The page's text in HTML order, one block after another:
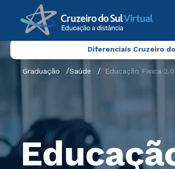
Diferenciais Cruzeiro
Graduação Saúde Educação Fisica